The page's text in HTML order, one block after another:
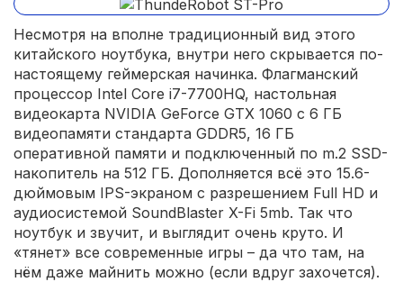
Несмотря на вполне традиционный вид этого
китайского ноутбука, внутри него скрывается по-
настоящему геймерская начинка. Флагманский
процессор Intel Core i7-7700HQ, настольная
видеокарта NVIDIA GeForce GTX 1060 с 6 ГБ
видеопамяти стандарта GDDR5, 16 ГБ
оперативной памяти и подключенный по m.2 SSD-
накопитель на 512 ГБ. Дополняется всё это 15.6-
дюймовым IPS-экраном с разрешением Full HD и
аудиосистемой SoundBlaster X-Fi 5mb. Так что
ноутбук и звучит, и выглядит очень круто. И
«тянет» все современные игры – да что там, на
нём даже майнить можно (если вдруг захочется).